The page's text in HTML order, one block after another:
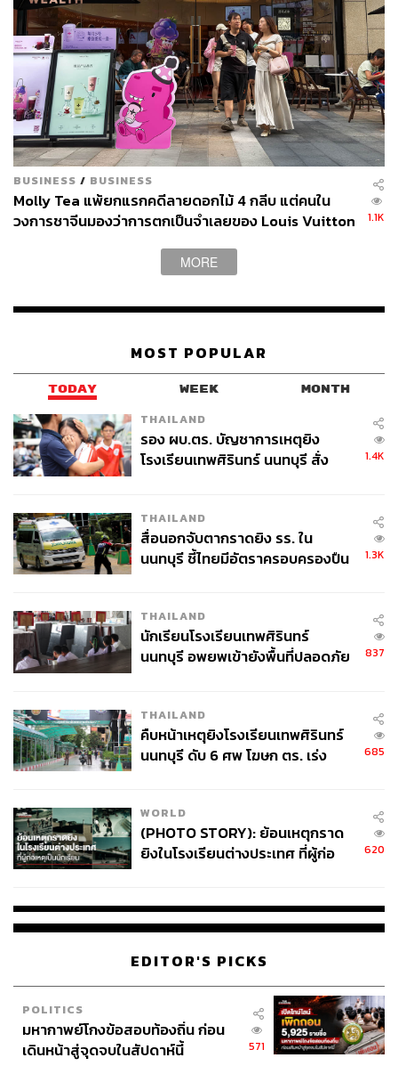
BUSINESS / BUSINESS
Molly Tea แพ้ยกแรกคดีลายดอกไม้ 4 กลีบ แต่คนใน
วงการชาจีนมองว่าการตกเป็นจำเลยของ Louis Vuitton
1.1K
MORE
MOST POPULAR
TODAY WEEK MONTH
THAILAND
รอง ผบ.ตร. บัญชาการเหตุยิง
โรงเรียนเทพศิรินทร์ นนทบุรี สั่ง
1.4K
THAILAND
สื่อนอกจับตากราดยิง รร. ใน
นนทบุรี ชี้ไทยมีอัตราครอบครองปืน
1.3K
THAILAND
นักเรียนโรงเรียนเทพศิรินทร์
นนทบุรี อพยพเข้ายังพื้นที่ปลอดภัย
837
THAILAND
คืบหน้าเหตุยิงโรงเรียนเทพศิรินทร์
นนทบุรี ดับ 6 ศพ โฆษก ตร. เร่ง
685
WORLD
(PHOTO STORY): ย้อนเหตุกราด
ยิงในโรงเรียนต่างประเทศ ที่ผู้ก่อ
620
EDITOR'S PICKS
POLITICS
มหากาพย์โกงข้อสอบท้องถิ่น ก่อน
เดินหน้าสู่จุดจบในสัปดาห์นี้
571